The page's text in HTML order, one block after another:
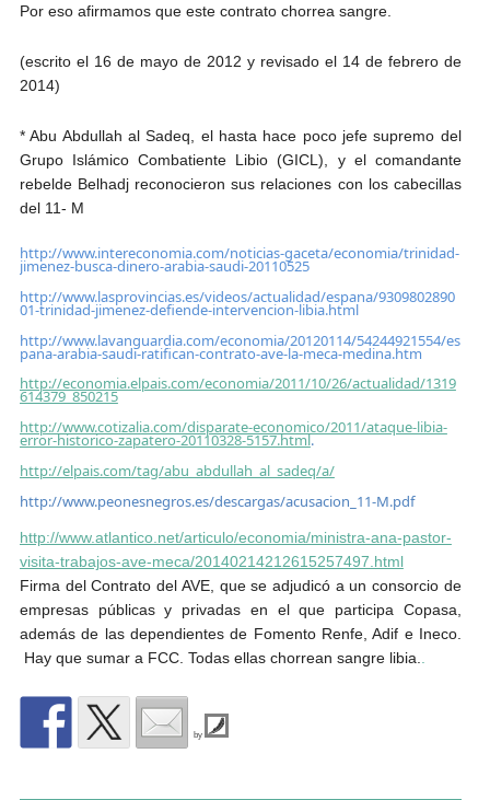
Por eso afirmamos que este contrato chorrea sangre.
(escrito el 16 de mayo de 2012 y revisado el 14 de febrero de
2014)
* Abu Abdullah al Sadeq, el hasta hace poco jefe supremo del
Grupo Islámico Combatiente Libio (GICL), y el comandante
rebelde Belhadj reconocieron sus relaciones con los cabecillas
del 11- M
http://www.intereconomia.com/noticias-gaceta/economia/trinidad-
jimenez-busca-dinero-arabia-saudi-20110525
http://www.lasprovincias.es/videos/actualidad/espana/9309802890
01-trinidad-jimenez-defiende-intervencion-libia.html
http://www.lavanguardia.com/economia/20120114/54244921554/es
pana-arabia-saudi-ratifican-contrato-ave-la-meca-medina.htm
http://economia.elpais.com/economia/2011/10/26/actualidad/1319
614379_850215
http://www.cotizalia.com/disparate-economico/2011/ataque-libia-
error-historico-zapatero-20110328-5157.html.
http://elpais.com/tag/abu_abdullah_al_sadeq/a/
http://www.peonesnegros.es/descargas/acusacion_11-M.pdf
http://www.atlantico.net/articulo/economia/ministra-ana-pastor-
visita-trabajos-ave-meca/20140214212615257497.html
Firma del Contrato del AVE, que se adjudicó a un consorcio de
empresas públicas y privadas en el que participa Copasa,
además de las dependientes de Fomento Renfe, Adif e Ineco.
Hay que sumar a FCC. Todas ellas chorrean sangre libia.
by